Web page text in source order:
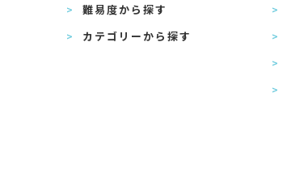
難易度から探す
カテゴリーから探す